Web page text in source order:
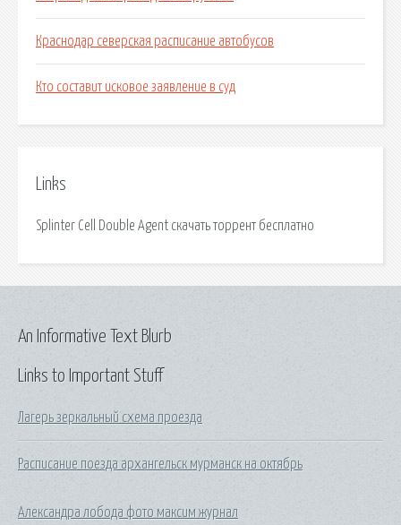
Краснодар северская расписание автобусов
Кто составит исковое заявление в суд
Links
Splinter Cell Double Agent скачать торрент бесплатно
Links to Important Stuff
Лагерь зеркальный схема проезда
Расписание поезда архангельск мурманск на октябрь
Александра лобода фото максим журнал
An Informative Text Blurb